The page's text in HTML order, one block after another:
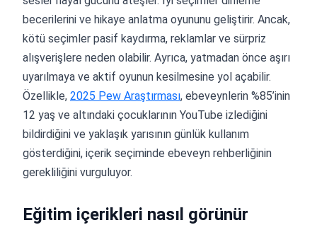
becerilerini ve hikaye anlatma oyununu geliştirir. Ancak,
kötü seçimler pasif kaydırma, reklamlar ve sürpriz
alışverişlere neden olabilir. Ayrıca, yatmadan önce aşırı
uyarılmaya ve aktif oyunun kesilmesine yol açabilir.
Özellikle, 2025 Pew Araştırması, ebeveynlerin %85’inin
12 yaş ve altındaki çocuklarının YouTube izlediğini
bildirdiğini ve yaklaşık yarısının günlük kullanım
gösterdiğini, içerik seçiminde ebeveyn rehberliğinin
gerekliliğini vurguluyor.
Eğitim içerikleri nasıl görünür